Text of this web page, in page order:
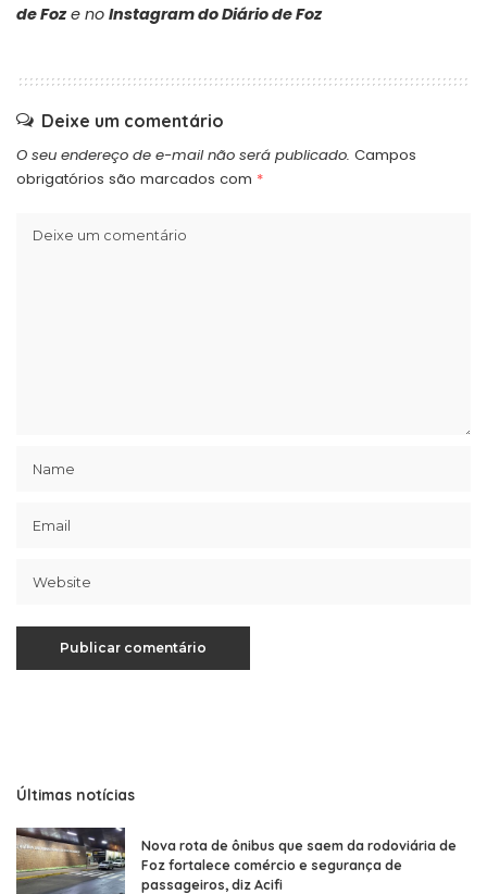
de Foze no Instagram do Diário de Foz
Deixe um comentário
O seu endereço de e-mail não será publicado. Campos
obrigatórios são marcados com *
Últimas notícias
Nova rota de ônibus que saem da rodoviária de
Foz fortalece comércio e segurança de
passageiros, diz Acifi